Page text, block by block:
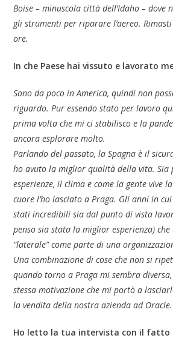
Boise – minuscola città dell’Idaho – dove
gli strumenti per riparare l’aereo.
ore.
In che Paese hai vissuto e lavorato
Sono da poco in America, quindi non
riguardo. Pur essendo stato per lavoro
prima volta che mi ci stabilisco e la
ancora esplorare molto.
Parlando del passato, la Spagna è il
ho avuto la miglior qualità della vita. Sia
esperienze, il clima e come la gente vive
cuore l’ho lasciato a Praga. Gli anni in
stati incredibili sia dal punto di vista
penso sia stata la miglior esperienza)
“laterale” come parte di una
Una combinazione di cose che non si
quando torno a Praga mi sembra
stessa motivazione che mi portò a
la vendita della nostra azienda ad Oracle.
Ho letto la tua intervista con il fatto